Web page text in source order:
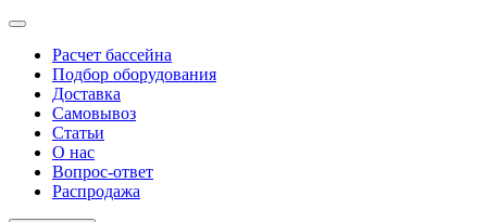
Расчет бассейна
Подбор оборудования
Доставка
Самовывоз
Статьи
О нас
Вопрос-ответ
Распродажа